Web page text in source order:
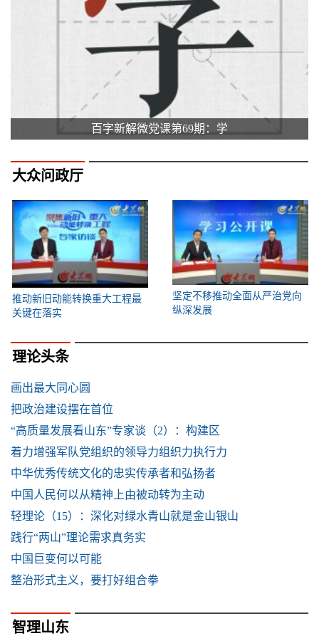
百字新解微党课第69期：学
大众问政厅
推动新旧动能转换重大工程最
关键在落实
坚定不移推动全面从严治党向
纵深发展
理论头条
画出最大同心圆
把政治建设摆在首位
“高质量发展看山东”专家谈（2）：构建区
着力增强军队党组织的领导力组织力执行力
中华优秀传统文化的忠实传承者和弘扬者
中国人民何以从精神上由被动转为主动
轻理论（15）：深化对绿水青山就是金山银山
践行“两山”理论需求真务实
中国巨变何以可能
整治形式主义，要打好组合拳
智理山东